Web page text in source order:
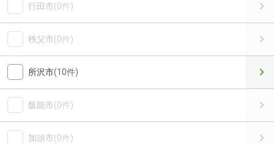
行田市(0件)
秩父市(0件)
所沢市(10件)
飯能市(0件)
加須市(0件)